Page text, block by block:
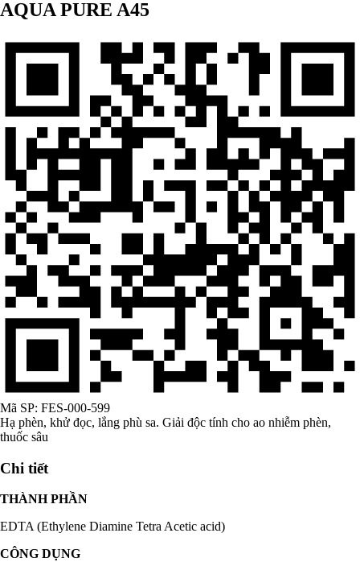
AQUA PURE A45
Mã SP: FES-000-599
Hạ phèn, khử đọc, lắng phù sa. Giải độc tính cho ao nhiễm phèn,
thuốc sâu
Chi tiết
THÀNH PHẦN
EDTA (Ethylene Diamine Tetra Acetic acid)
CÔNG DỤNG